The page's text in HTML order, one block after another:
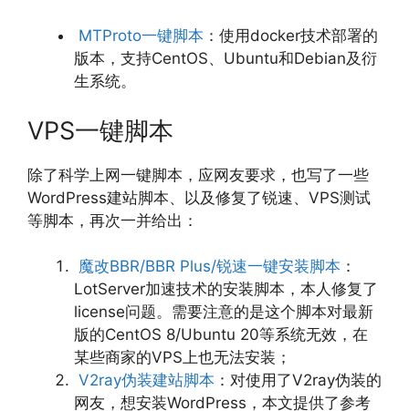
MTProto一键脚本 ：使用docker技术部署的
版本，支持CentOS、Ubuntu和Debian及衍
生系统。
VPS一键脚本
除了科学上网一键脚本，应网友要求，也写了一些
WordPress建站脚本、以及修复了锐速、VPS测试
等脚本，再次一并给出：
魔改BBR/BBR Plus/锐速一键安装脚本 ：
LotServer加速技术的安装脚本，本人修复了
license问题。需要注意的是这个脚本对最新
版的CentOS 8/Ubuntu 20等系统无效，在
某些商家的VPS上也无法安装；
V2ray伪装建站脚本 ：对使用了V2ray伪装的
网友，想安装WordPress，本文提供了参考